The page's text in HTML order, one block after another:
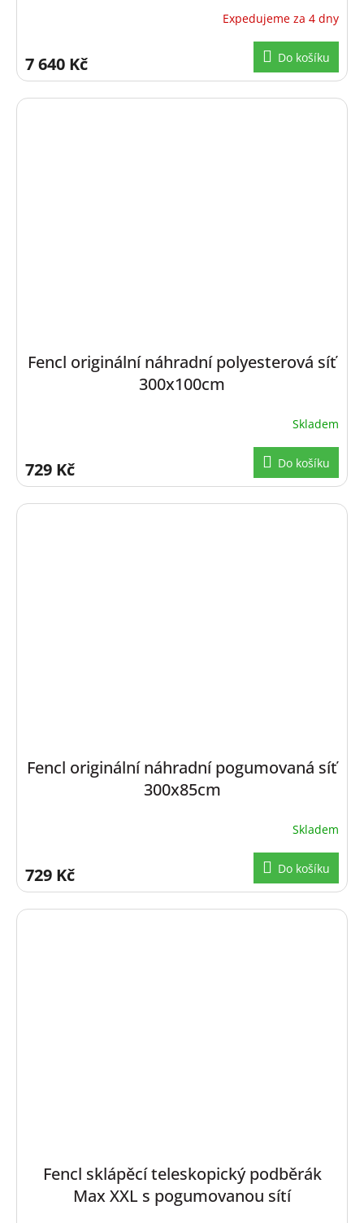
Expedujeme za 4 dny
7 640 Kč Do košíku
Fencl originální náhradní polyesterová síť
300x100cm
Skladem
729 Kč Do košíku
Fencl originální náhradní pogumovaná síť
300x85cm
Skladem
729 Kč Do košíku
Fencl sklápěcí teleskopický podběrák
Max XXL s pogumovanou sítí